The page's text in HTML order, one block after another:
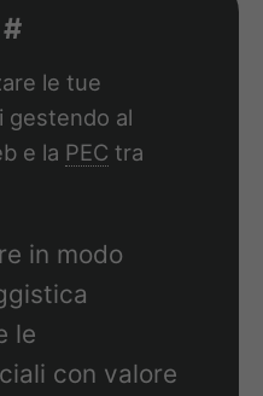
#
le tue
gestendo al
e la PEC tra
in modo
le
con valore